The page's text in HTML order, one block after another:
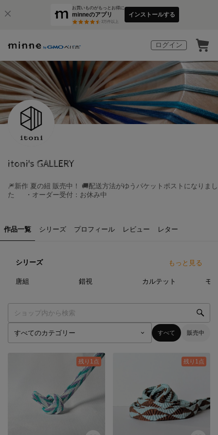
お買いものがもっとお得に
minneのアプリ
3万件以上
インストールする
ログイン
itoni's GALLERY
🎆新作 夏の紐 販売中！ 🚚配送方法がゆうパケットポストになりまし
た ・オーダー受付：お休み中
作品一覧 シリーズ プロフィール レビュー レター
シリーズ もっと見る
唐組 錯視 カルテット モ
すべて 販売中
残り1点 残り1点